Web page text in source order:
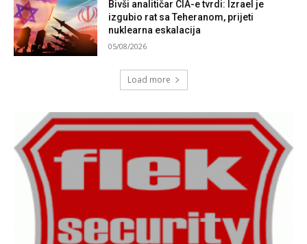
Bivši analitičar CIA-e tvrdi: Izrael je
izgubio rat sa Teheranom, prijeti
nuklearna eskalacija
05/08/2026
Load more